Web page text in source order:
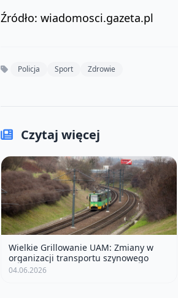
Źródło: wiadomosci.gazeta.pl
Policja Sport Zdrowie
Czytaj więcej
Wielkie Grillowanie UAM: Zmiany w
organizacji transportu szynowego
04.06.2026